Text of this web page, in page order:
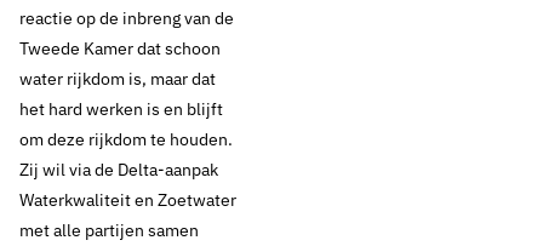
reactie op de inbreng van de
Tweede Kamer dat schoon
water rijkdom is, maar dat
het hard werken is en blijft
om deze rijkdom te houden.
Zij wil via de Delta-aanpak
Waterkwaliteit en Zoetwater
met alle partijen samen